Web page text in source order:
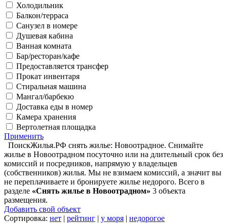
Холодильник
Балкон/терраса
Санузел в номере
Душевая кабина
Ванная комната
Бар/ресторан/кафе
Предоставляется трансфер
Прокат инвентаря
Стиральная машина
Мангал/барбекю
Доставка еды в номер
Камера хранения
Вертолетная площадка
Применить
ПоискЖилья.РФ снять жилье: Новоотрадное. Снимайте
жилье в Новоотрадном посуточно или на длительный срок без
комиссий и посредников, напрямую у владельцев
(собственников) жилья. Мы не взимаем комиссий, а значит вы
не переплачиваете и бронируете жилье недорого. Всего в
разделе «Снять жилье в Новоотрадном» 3 объекта
размещения.
Добавить свой объект
Сортировка: нет | рейтинг | у моря | недорогое